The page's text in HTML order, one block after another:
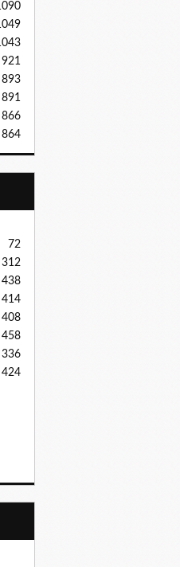
921
893
891
866
864
72
312
438
414
408
458
336
424